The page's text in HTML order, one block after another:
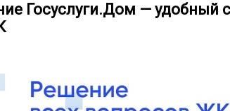
Госуслуги.Дом — удобный